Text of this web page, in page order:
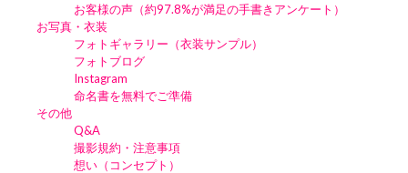
お客様の声（約97.8%が満足の手書きアンケート）
お写真・衣装
フォトギャラリー（衣装サンプル）
フォトブログ
Instagram
命名書を無料でご準備
その他
Q&A
撮影規約・注意事項
想い（コンセプト）